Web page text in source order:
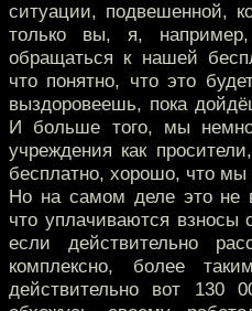
ситуации, подвешенной,
только вы, я,
обращаться к нашей
что понятно, что это
выздоровеешь, пока
И больше того, мы
учреждения как
бесплатно, хорошо, что мы
Но на самом деле это не
что уплачиваются
если действительно
комплексно, более
действительно вот 130